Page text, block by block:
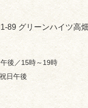
89 グリーンハイツ高
後／15時～19時
日午後